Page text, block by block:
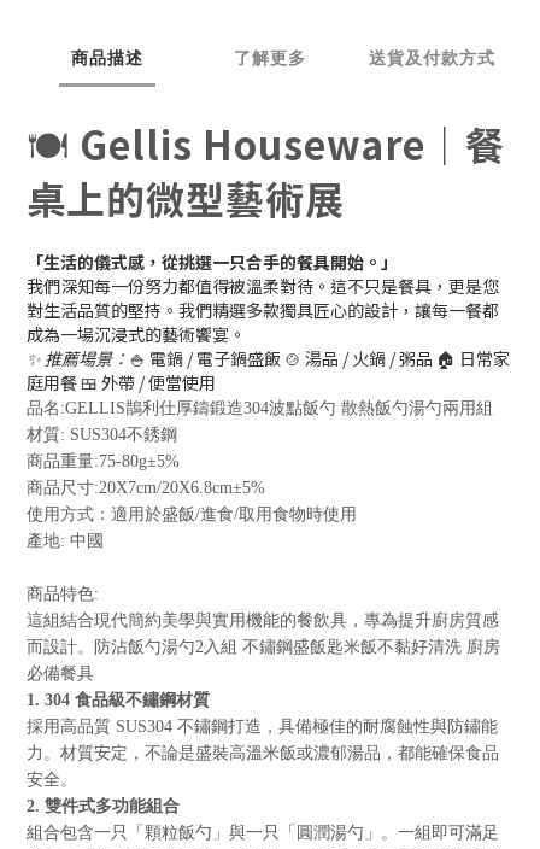
商品描述 了解更多 送貨及付款方式
🍽️ Gellis Houseware｜餐
桌上的微型藝術展
「生活的儀式感，從挑選一只合手的餐具開始。」
我們深知每一份努力都值得被溫柔對待。這不只是餐具，更是您
對生活品質的堅持。我們精選多款獨具匠心的設計，讓每一餐都
成為一場沉浸式的藝術饗宴。
✨ 推薦場景： 🍚 電鍋 / 電子鍋盛飯 🍲 湯品 / 火鍋 / 粥品 🏠 日常家
庭用餐 🍱 外帶 / 便當使用
品名 :GELLIS鵲利仕厚鑄鍛造304波點飯勺 散熱飯勺湯勺兩用組
材質: SUS304不銹鋼
商品重量:75-80g±5%
商品尺寸:20X7cm/20X6.8cm±5%
使用方式：適用於盛飯/進食/取用食物時使用
產地: 中國
商品特色:
這組結合現代簡約美學與實用機能的餐飲具，專為提升廚房質感
而設計。防沾飯勺湯勺2入組 不鏽鋼盛飯匙米飯不黏好清洗 廚房
必備餐具
1. 304 食品級不鏽鋼材質
採用高品質 SUS304 不鏽鋼打造，具備極佳的耐腐蝕性與防鏽能
力。材質安定，不論是盛裝高溫米飯或濃郁湯品，都能確保食品
安全。
2. 雙件式多功能組合
組合包含一只「顆粒飯勺」與一只「圓潤湯勺」。一組即可滿足